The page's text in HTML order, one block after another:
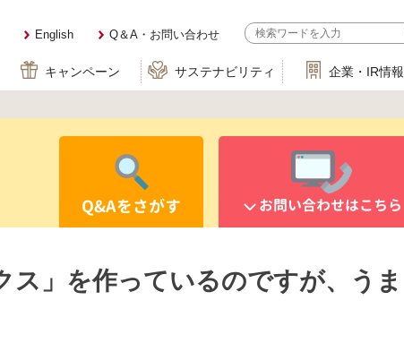
English Q＆A・お問い合わせ
キャンペーン サステナビリティ 企業・IR情報
Q&Aをさがす お問い合わせはこちら
ス」を作っているのですが、うま